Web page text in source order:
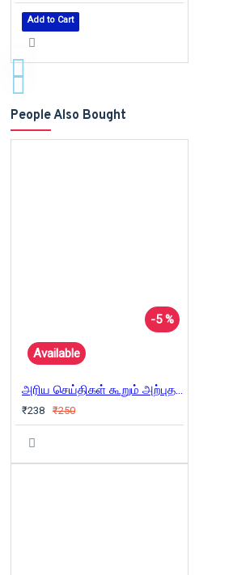
Add to Cart
People Also Bought
-5 %
Available
அரிய செய்திகள் கூறும் அற்புத ஆலயங்கள்
₹238 ₹250